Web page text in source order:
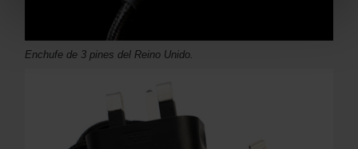
Enchufe de 3 pines del Reino Unido.